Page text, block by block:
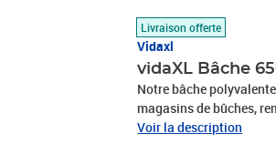
Livraison offerte
Vidaxl
vidaXL Bâche
Notre bâche
magasins de bûches,
matériaux de
Voir la description
Prix barré 177,99 €
Prix 124,45€